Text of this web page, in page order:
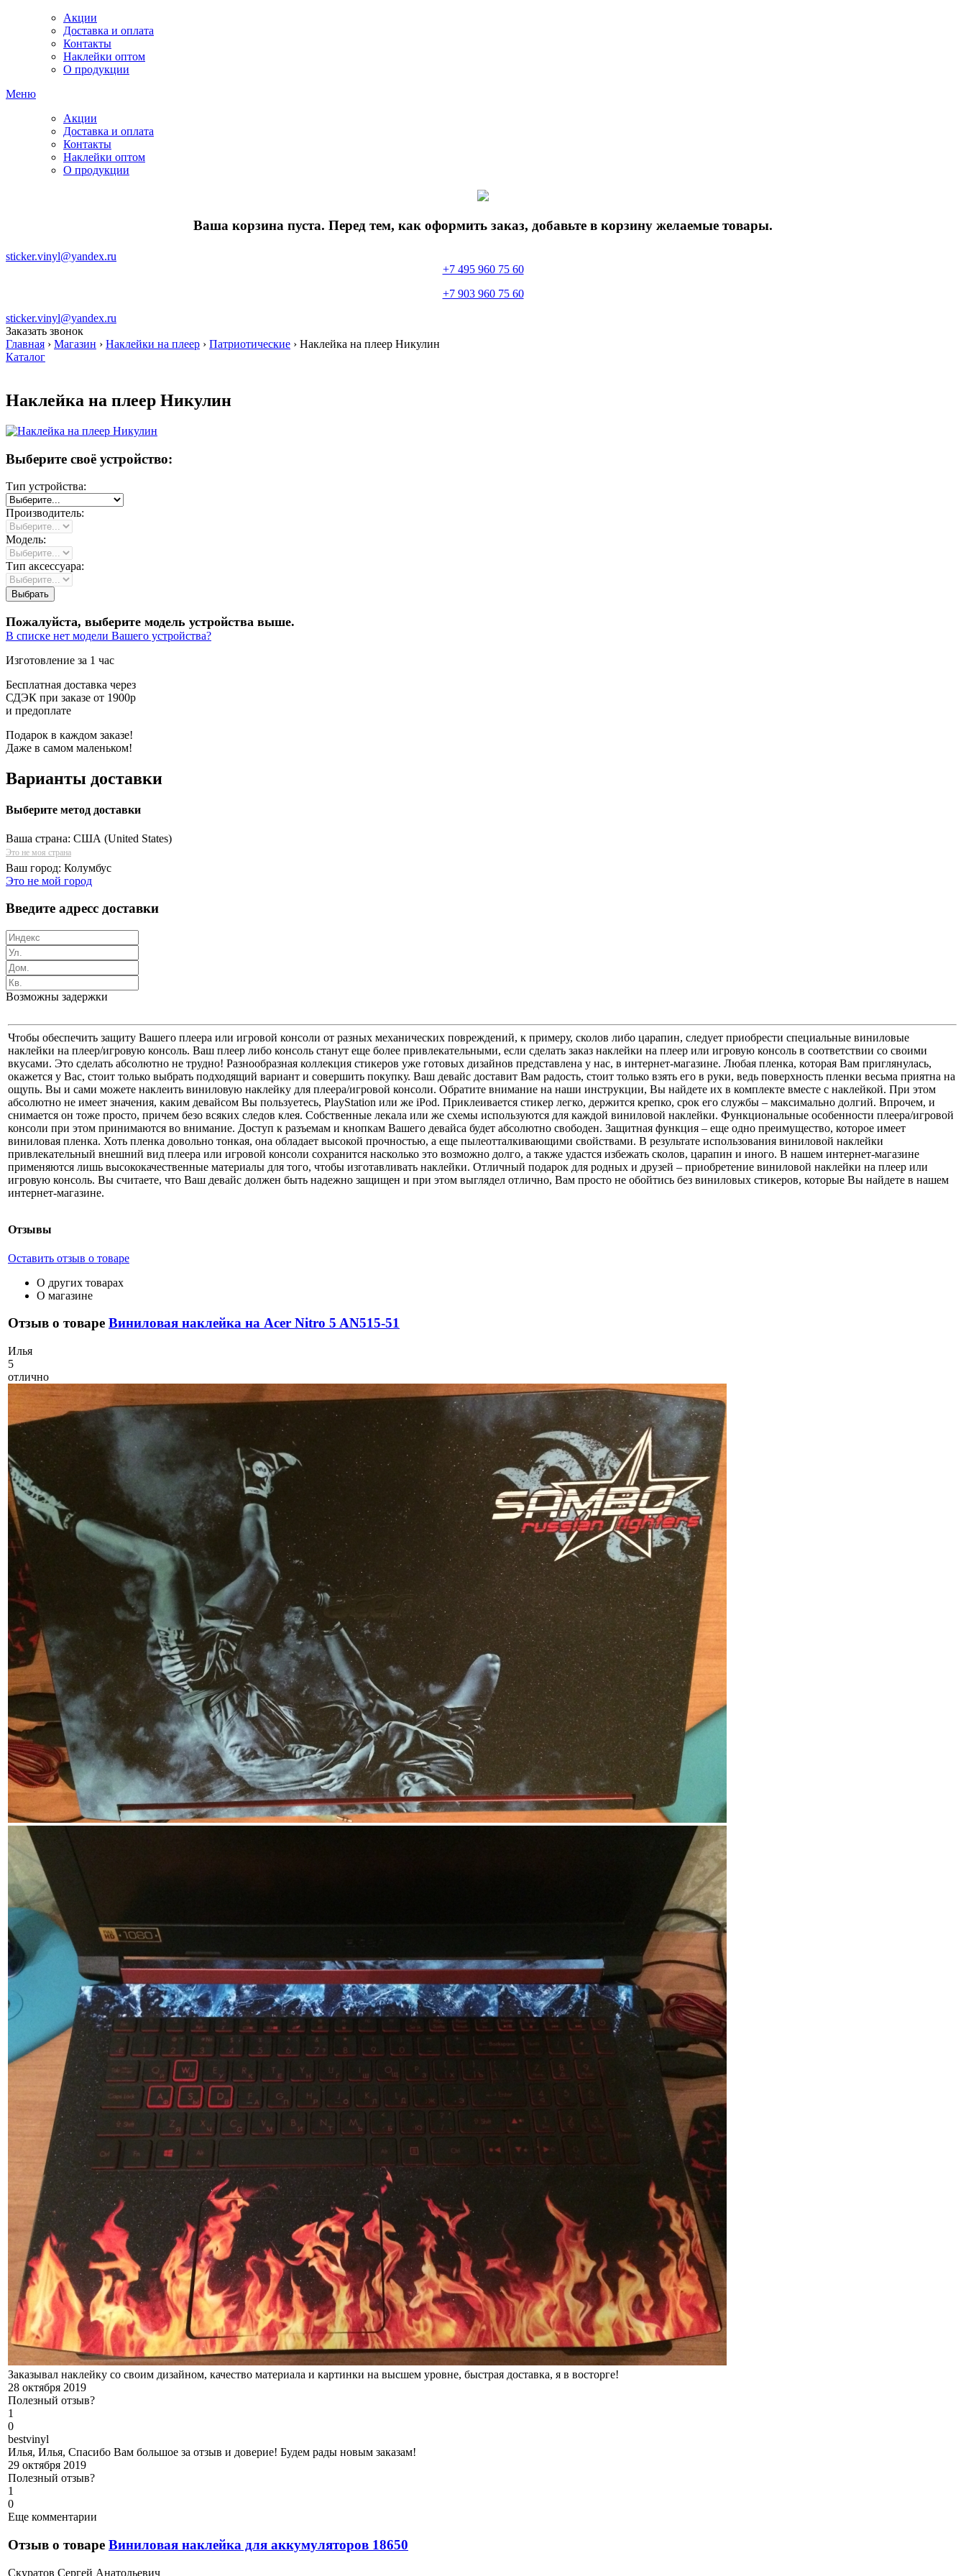
Акции
Доставка и оплата
Контакты
Наклейки оптом
О продукции
Меню
Акции
Доставка и оплата
Контакты
Наклейки оптом
О продукции
Ваша корзина пуста. Перед тем, как оформить заказ, добавьте в корзину желаемые товары.
sticker.vinyl@yandex.ru
+7 495 960 75 60
+7 903 960 75 60
sticker.vinyl@yandex.ru
Заказать звонок
Главная › Магазин › Наклейки на плеер › Патриотические › Наклейка на плеер Никулин
Каталог
Наклейка на плеер Никулин
Выберите своё устройство:
Тип устройства:
Производитель:
Модель:
Тип аксессуара:
Пожалуйста, выберите модель устройства выше.
В списке нет модели Вашего устройства?
Изготовление за 1 час
Бесплатная доставка через
СДЭК при заказе от 1900р
и предоплате
Подарок в каждом заказе!
Даже в самом маленьком!
Варианты доставки
Выберите метод доставки
Ваша страна: США (United States)
Это не моя страна
Ваш город: Колумбус
Это не мой город
Введите адресс доставки
Возможны задержки
Чтобы обеспечить защиту Вашего плеера или игровой консоли от разных механических повреждений, к примеру, сколов либо царапин, следует приобрести специальные виниловые
наклейки на плеер/игровую консоль. Ваш плеер либо консоль станут еще более привлекательными, если сделать заказ наклейки на плеер или игровую консоль в соответствии со своими
вкусами. Это сделать абсолютно не трудно! Разнообразная коллекция стикеров уже готовых дизайнов представлена у нас, в интернет-магазине. Любая пленка, которая Вам приглянулась,
окажется у Вас, стоит только выбрать подходящий вариант и совершить покупку. Ваш девайс доставит Вам радость, стоит только взять его в руки, ведь поверхность пленки весьма приятна на
ощупь. Вы и сами можете наклеить виниловую наклейку для плеера/игровой консоли. Обратите внимание на наши инструкции, Вы найдете их в комплекте вместе с наклейкой. При этом
абсолютно не имеет значения, каким девайсом Вы пользуетесь, PlayStation или же iPod. Приклеивается стикер легко, держится крепко, срок его службы – максимально долгий. Впрочем, и
снимается он тоже просто, причем безо всяких следов клея. Собственные лекала или же схемы используются для каждой виниловой наклейки. Функциональные особенности плеера/игровой
консоли при этом принимаются во внимание. Доступ к разъемам и кнопкам Вашего девайса будет абсолютно свободен. Защитная функция – еще одно преимущество, которое имеет
виниловая пленка. Хоть пленка довольно тонкая, она обладает высокой прочностью, а еще пылеотталкивающими свойствами. В результате использования виниловой наклейки
привлекательный внешний вид плеера или игровой консоли сохранится насколько это возможно долго, а также удастся избежать сколов, царапин и иного. В нашем интернет-магазине
применяются лишь высококачественные материалы для того, чтобы изготавливать наклейки. Отличный подарок для родных и друзей – приобретение виниловой наклейки на плеер или
игровую консоль. Вы считаете, что Ваш девайс должен быть надежно защищен и при этом выглядел отлично, Вам просто не обойтись без виниловых стикеров, которые Вы найдете в нашем
интернет-магазине.
Отзывы
Оставить отзыв о товаре
О других товарах
О магазине
Отзыв о товаре Виниловая наклейка на Acer Nitro 5 AN515-51
Илья
5
отлично
Заказывал наклейку со своим дизайном, качество материала и картинки на высшем уровне, быстрая доставка, я в восторге!
28 октября 2019
Полезный отзыв?
1
0
bestvinyl
Илья, Илья, Спасибо Вам большое за отзыв и доверие! Будем рады новым заказам!
29 октября 2019
Полезный отзыв?
1
0
Еще комментарии
Отзыв о товаре Виниловая наклейка для аккумуляторов 18650
Скуратов Сергей Анатольевич